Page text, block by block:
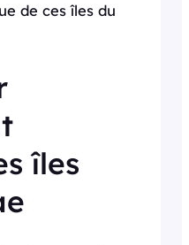
de ces îles du
îles